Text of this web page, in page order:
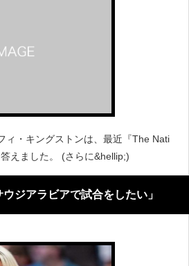
ィ・キングストンは、最近『The Nati
えました。 (さらに&hellip;)
ジアラビアで試合をしたい」